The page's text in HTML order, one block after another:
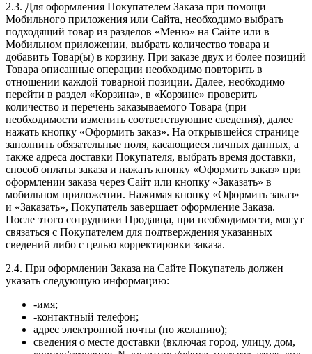
2.3. Для оформления Покупателем Заказа при помощи
Мобильного приложения или Сайта, необходимо выбрать
подходящий товар из разделов «Меню» на Сайте или в
Мобильном приложении, выбрать количество товара и
добавить Товар(ы) в корзину. При заказе двух и более позиций
Товара описанные операции необходимо повторить в
отношении каждой товарной позиции. Далее, необходимо
перейти в раздел «Корзина», в «Корзине» проверить
количество и перечень заказываемого Товара (при
необходимости изменить соответствующие сведения), далее
нажать кнопку «Оформить заказ». На открывшейся странице
заполнить обязательные поля, касающиеся личных данных, а
также адреса доставки Покупателя, выбрать время доставки,
способ оплаты заказа и нажать кнопку «Оформить заказ» при
оформлении заказа через Сайт или кнопку «Заказать» в
мобильном приложении. Нажимая кнопку «Оформить заказ»
и «Заказать», Покупатель завершает оформление Заказа.
После этого сотрудники Продавца, при необходимости, могут
связаться с Покупателем для подтверждения указанных
сведений либо с целью корректировки заказа.
2.4. При оформлении Заказа на Сайте Покупатель должен
указать следующую информацию:
-имя;
-контактный телефон;
адрес электронной почты (по желанию);
сведения о месте доставки (включая город, улицу, дом,